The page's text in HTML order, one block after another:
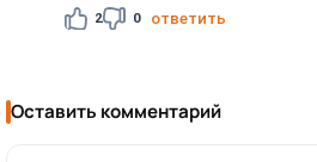
2 0 ответить
Оставить комментарий